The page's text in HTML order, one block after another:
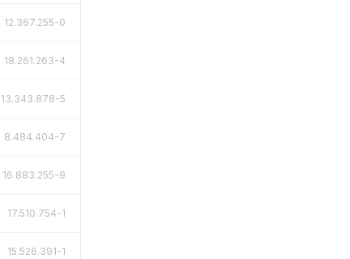
12.367.255-0
18.261.263-4
13.343.878-5
8.484.404-7
16.883.255-9
17.510.754-1
15.526.391-1